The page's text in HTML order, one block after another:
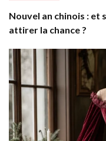
Nouvel an chinois : et
attirer la chance ?